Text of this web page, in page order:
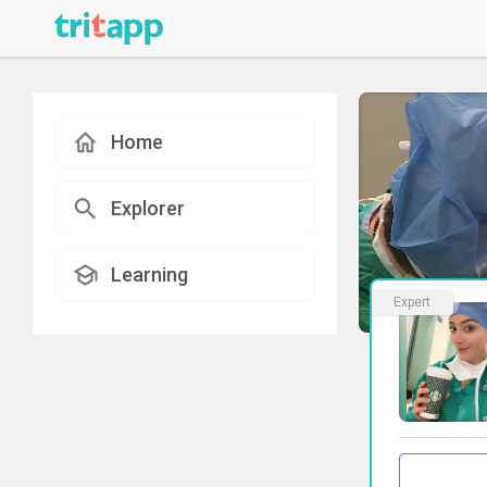
Home
Explorer
Learning
Expert